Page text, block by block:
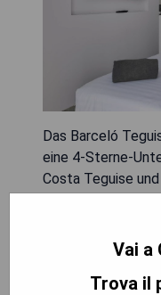
Das Barceló
eine 4-Sterne-
Costa Teguise
sowie ein
internationale
Zimmer sind mit
Vai a
Trova il